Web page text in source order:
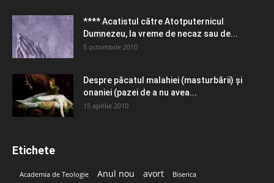
**** Acatistul către Atotputernicul
Dumnezeu, la vreme de necaz sau de...
5 octombrie 2010
Despre păcatul malahiei (masturbării) şi
onaniei (pazei de a nu avea...
15 aprilie 2010
Etichete
Academia de Teologie Anul nou avort Biserica